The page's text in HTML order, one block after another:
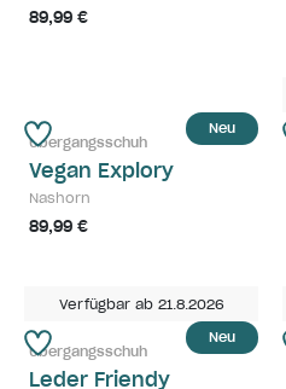
89,99 €
Neu
Übergangsschuh
Vegan Explory
Nashorn
89,99 €
Verfügbar ab 21.8.2026
Neu
Übergangsschuh
Leder Friendy